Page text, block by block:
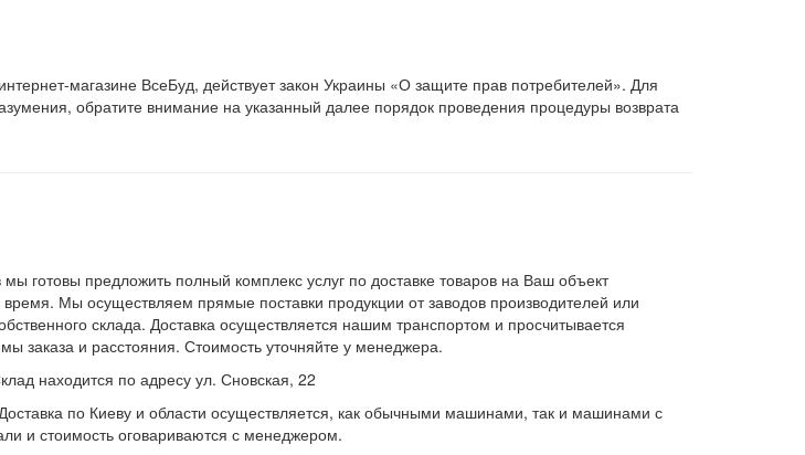
магазине ВсеБуд, действует закон Украины «О защите прав потребителей». Для
обратите внимание на указанный далее порядок проведения процедуры возврата
готовы предложить полный комплекс услуг по доставке товаров на Ваш объект
время. Мы осуществляем прямые поставки продукции от заводов производителей или
склада. Доставка осуществляется нашим транспортом и просчитывается
заказа и расстояния. Стоимость уточняйте у менеджера.
находится по адресу ул. Сновская, 22
по Киеву и области осуществляется, как обычными машинами, так и машинами с
и стоимость оговариваются с менеджером.